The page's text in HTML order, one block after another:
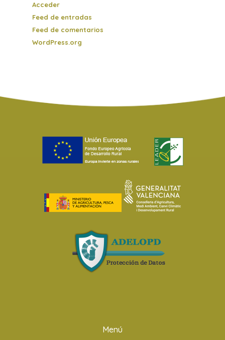
Acceder
Feed de entradas
Feed de comentarios
WordPress.org
Menú